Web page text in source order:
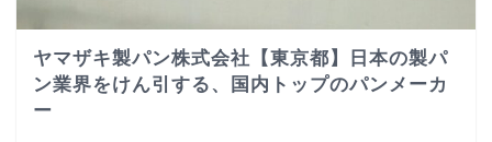
ヤマザキ製パン株式会社【東京都】日本の製パ
ン業界をけん引する、国内トップのパンメーカ
ー